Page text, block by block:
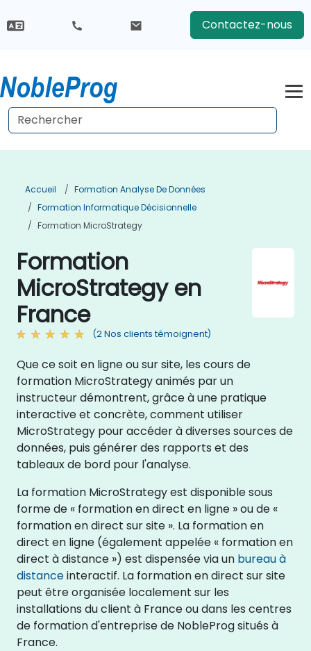
Contactez-nous
Accueil
Formation Analyse De Données
Formation Informatique Décisionnelle
Formation MicroStrategy
Formation
MicroStrategy en
France
(2 Nos clients témoignent)
Que ce soit en ligne ou sur site, les cours de
formation MicroStrategy animés par un
instructeur démontrent, grâce à une pratique
interactive et concrète, comment utiliser
MicroStrategy pour accéder à diverses sources de
données, puis générer des rapports et des
tableaux de bord pour l'analyse.
La formation MicroStrategy est disponible sous
forme de « formation en direct en ligne » ou de «
formation en direct sur site ». La formation en
direct en ligne (également appelée « formation en
direct à distance ») est dispensée via un bureau à
distanceinteractif. La formation en direct sur site
peut être organisée localement sur les
installations du client à France ou dans les centres
de formation d'entreprise de NobleProg situés à
France.